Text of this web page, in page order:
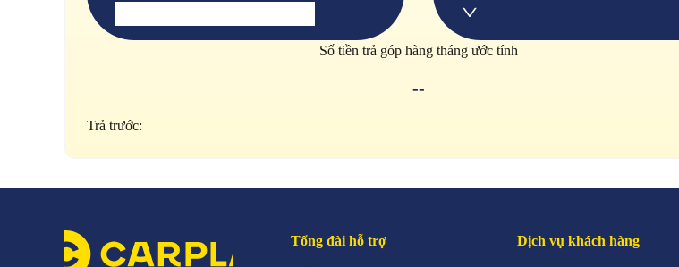
Số tiền trả góp hàng tháng ước tính
--
Trả trước:
Tổng đài hỗ trợ Dịch vụ khách hàng